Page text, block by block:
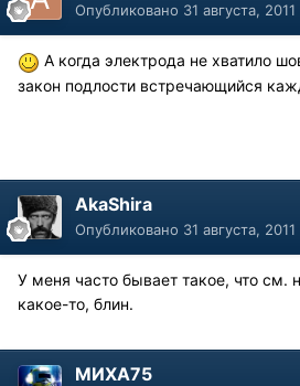
Опубликовано 31 августа, 2011
А когда электрода не хватило
закон подлости встречающийся
AkaShira
Опубликовано 31 августа, 2011
У меня часто бывает такое, что см.
какое-то, блин.
МИХА75